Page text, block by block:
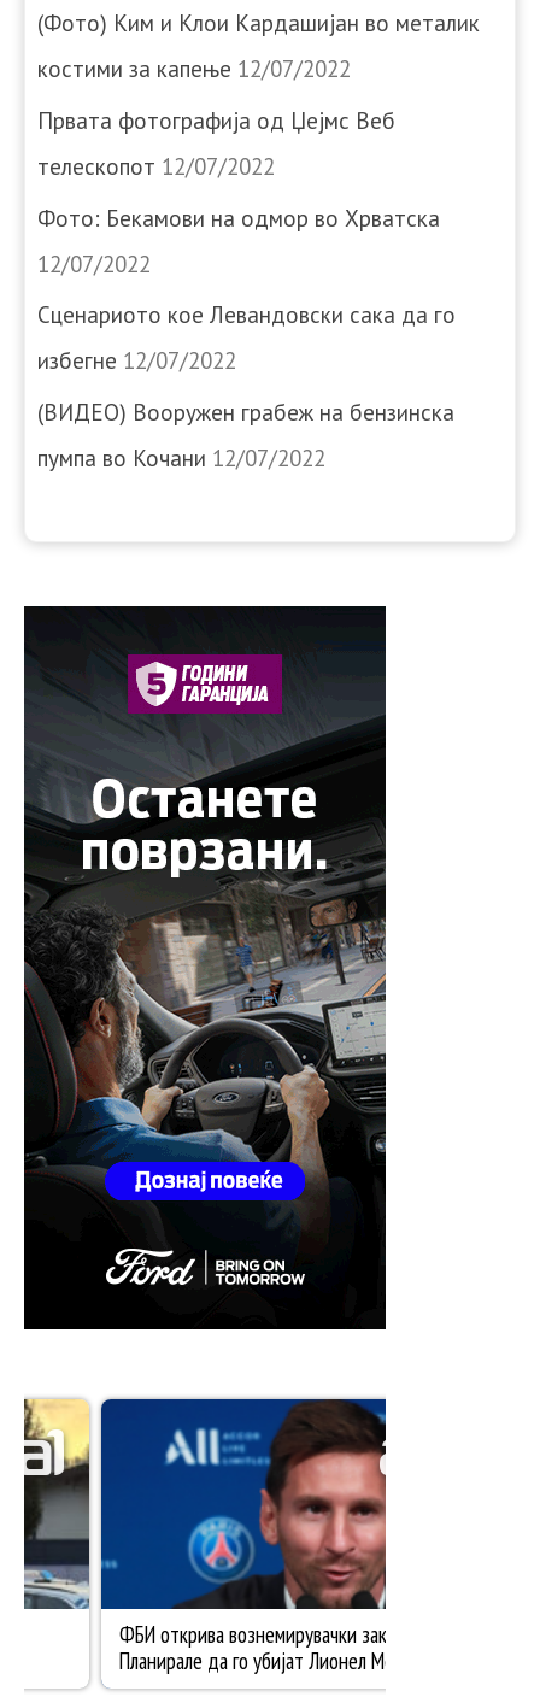
(Фото) Ким и Клои Кардашијан во металик
костими за капење 12/07/2022
Првата фотографија од Џејмс Веб
телескопот 12/07/2022
Фото: Бекамови на одмор во Хрватска
12/07/2022
Сценариото кое Левандовски сака да го
избегне 12/07/2022
(ВИДЕО) Вооружен грабеж на бензинска
пумпа во Кочани 12/07/2022